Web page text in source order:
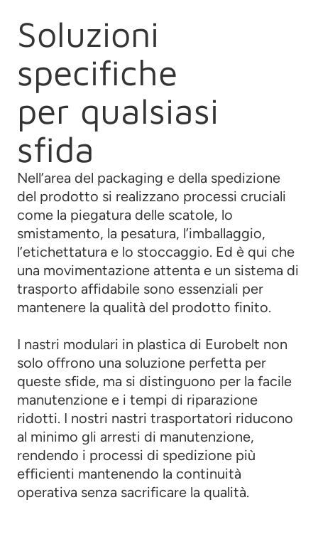
Soluzioni
specifiche
per qualsiasi
sfida
Nell’area del packaging e della spedizione
del prodotto si realizzano processi cruciali
come la piegatura delle scatole, lo
smistamento, la pesatura, l’imballaggio,
l’etichettatura e lo stoccaggio. Ed è qui che
una movimentazione attenta e un sistema di
trasporto affidabile sono essenziali per
mantenere la qualità del prodotto finito.
I nastri modulari in plastica di Eurobelt non
solo offrono una soluzione perfetta per
queste sfide, ma si distinguono per la facile
manutenzione e i tempi di riparazione
ridotti. I nostri nastri trasportatori riducono
al minimo gli arresti di manutenzione,
rendendo i processi di spedizione più
efficienti mantenendo la continuità
operativa senza sacrificare la qualità.